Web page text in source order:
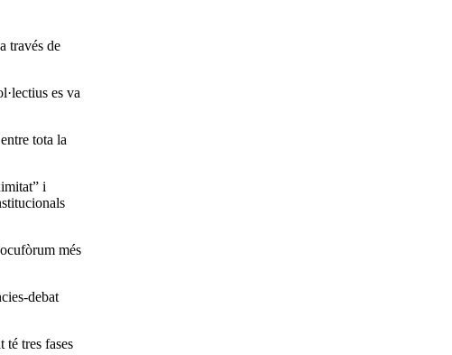
través de
es va
tota la
i
més
debat
té tres fases